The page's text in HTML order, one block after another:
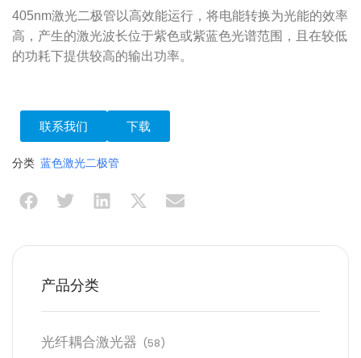
405nm激光二极管以高效能运行，将电能转换为光能的效率
高，产生的激光波长位于紫色或紫蓝色光谱范围，且在较低
的功耗下提供较高的输出功率。
联系我们 下载
分类 蓝色激光二极管
产品分类
光纤耦合激光器 (58)